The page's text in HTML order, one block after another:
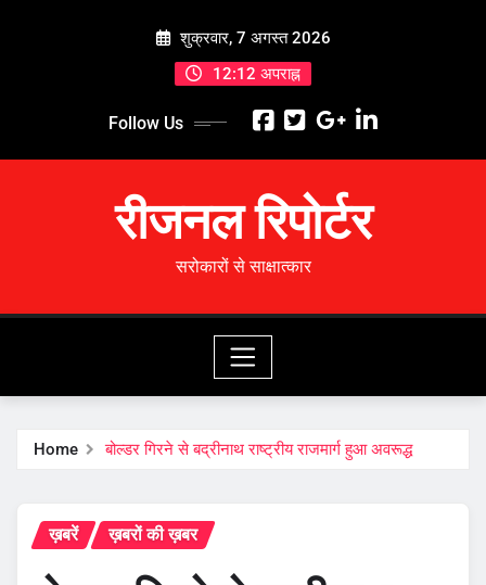
शुक्रवार, 7 अगस्त 2026
12:12 अपराह्न
Follow Us
रीजनल रिपोर्टर
सरोकारों से साक्षात्कार
Home बोल्डर गिरने से बद्रीनाथ राष्ट्रीय राजमार्ग हुआ अवरूद्ध
ख़बरें ख़बरों की ख़बर